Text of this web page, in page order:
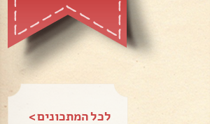
לכל המתכונים >